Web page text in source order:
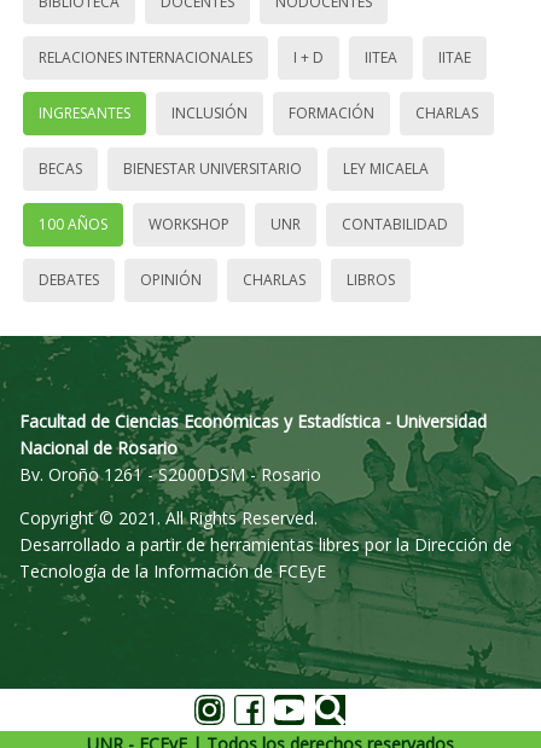
RELACIONES INTERNACIONALES I + D IITEA IITAE
INGRESANTES INCLUSIÓN FORMACIÓN CHARLAS
BECAS BIENESTAR UNIVERSITARIO LEY MICAELA
100 AÑOS WORKSHOP UNR CONTABILIDAD
DEBATES OPINIÓN CHARLAS LIBROS
Facultad de Ciencias Económicas y Estadística - Universidad
Nacional de Rosario
Bv. Oroño 1261 - S2000DSM - Rosario
Copyright © 2021. All Rights Reserved.
Desarrollado a partir de herramientas libres por la Dirección de
Tecnología de la Información de FCEyE